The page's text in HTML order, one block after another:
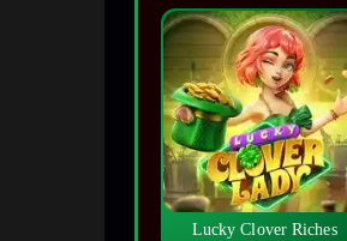
Lucky Clover Riches